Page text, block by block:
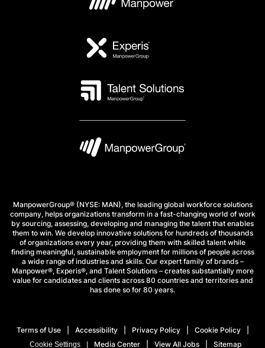
ManpowerGroup® (NYSE: MAN), the leading global workforce solutions
company, helps organizations transform in a fast-changing world of work
by sourcing, assessing, developing and managing the talent that enables
them to win. We develop innovative solutions for hundreds of thousands
of organizations every year, providing them with skilled talent while
finding meaningful, sustainable employment for millions of people across
a wide range of industries and skills. Our expert family of brands –
Manpower®, Experis®, and Talent Solutions – creates substantially more
value for candidates and clients across 80 countries and territories and
has done so for 80 years.
Terms of Use Accessibility Privacy Policy Cookie Policy
Cookie Settings Media Center View All Jobs Sitemap